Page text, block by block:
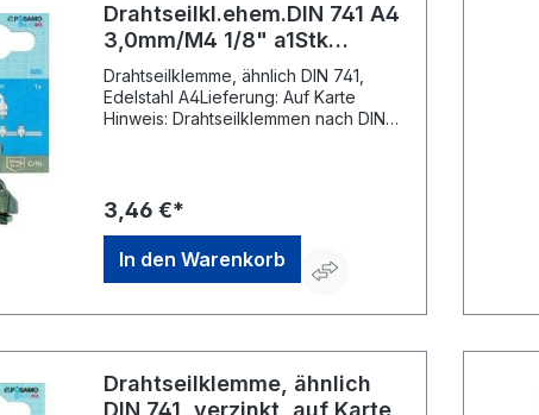
Drahtseilkl.ehem.DIN 741 A4
3,0mm/M4 1/8" a1Stk
SBPÖSAMO
Drahtseilklemme, ähnlich DIN 741,
Edelstahl A4Lieferung: Auf Karte
Hinweis: Drahtseilklemmen nach DIN
und sind aus der Norm gestrichen.
Deshalb sind die Maßangaben für DIN
741 als unverbindlich anzusehen.
Änderungen müssen wir uns daher
vorbehalten. Der Artikel wird ersetzt
durch Drahtseilklemmen EN 13411-5
Seilendverbindung
sicherheitstechnische Anforderungen
gestellt, so müssen Drahtseilklemmen
3,46 €*
In den Warenkorb
Drahtseilklemme, ähnlich